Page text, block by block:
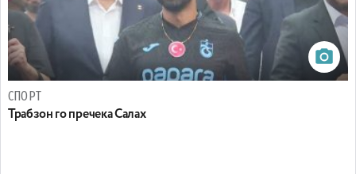
СПОРТ
Трабзон го пречека Салах